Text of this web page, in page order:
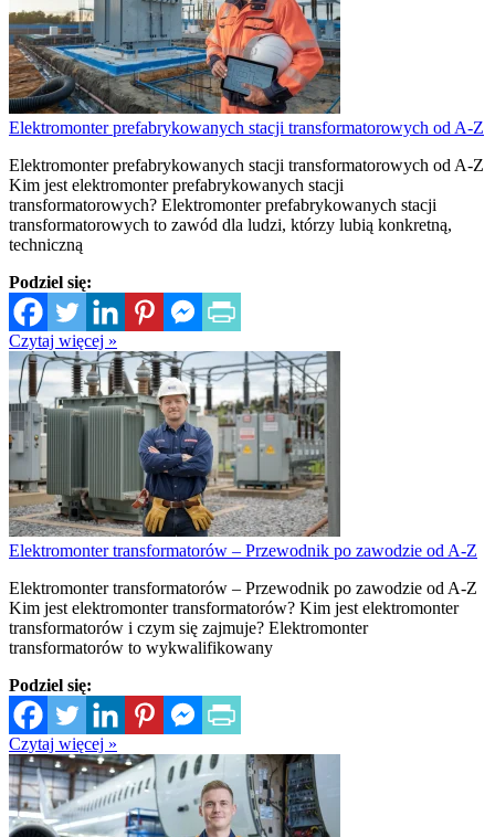
Elektromonter prefabrykowanych stacji transformatorowych od A-Z
Elektromonter prefabrykowanych stacji transformatorowych od A-Z
Kim jest elektromonter prefabrykowanych stacji
transformatorowych? Elektromonter prefabrykowanych stacji
transformatorowych to zawód dla ludzi, którzy lubią konkretną,
techniczną
Podziel się:
Czytaj więcej »
Elektromonter transformatorów – Przewodnik po zawodzie od A-Z
Elektromonter transformatorów – Przewodnik po zawodzie od A-Z
Kim jest elektromonter transformatorów? Kim jest elektromonter
transformatorów i czym się zajmuje? Elektromonter
transformatorów to wykwalifikowany
Podziel się:
Czytaj więcej »